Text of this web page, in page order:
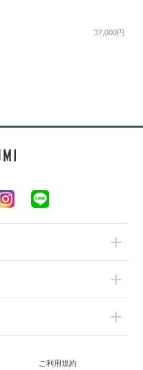
37,000円
ご利用規約